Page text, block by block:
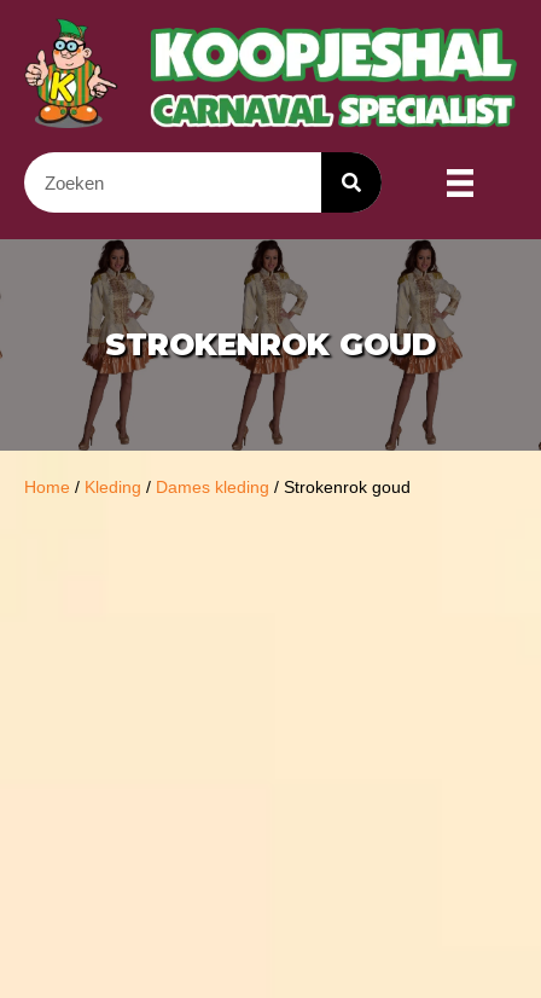
STROKENROK GOUD
Home / Kleding / Dames kleding / Strokenrok goud